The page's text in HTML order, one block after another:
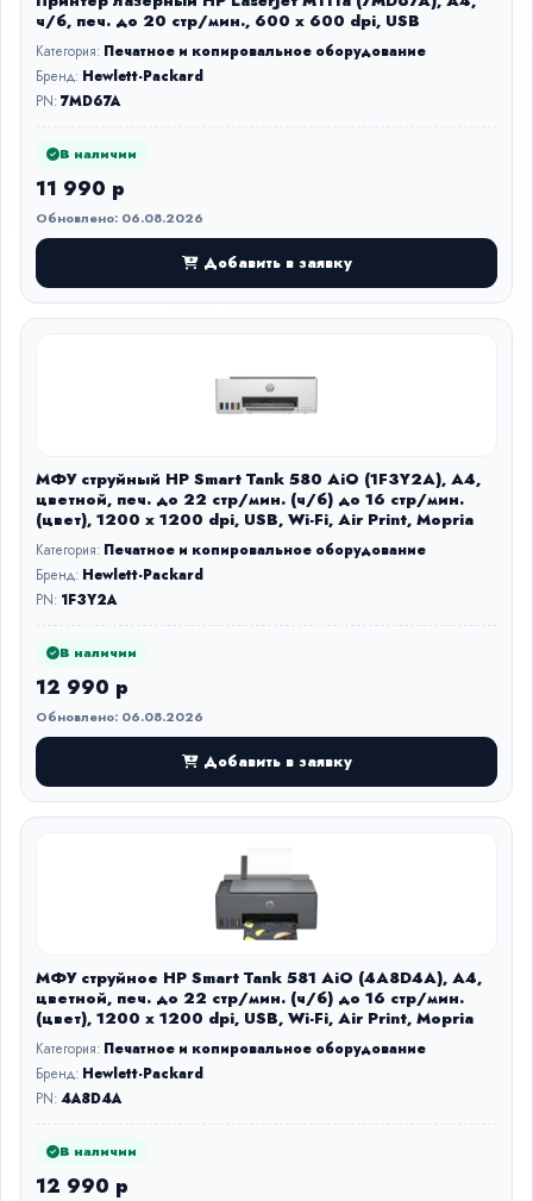
ч/б, печ. до 20 стр/мин., 600 x 600 dpi, USB
Категория: Печатное и копировальное оборудование
Бренд: Hewlett-Packard
PN:7MD67A
В наличии
11 990 р
Обновлено: 06.08.2026
Добавить в заявку
МФУ струйный HP Smart Tank 580 AiO (1F3Y2A), A4,
цветной, печ. до 22 стр/мин. (ч/б) до 16 стр/мин.
(цвет), 1200 x 1200 dpi, USB, Wi-Fi, Air Print, Mopria
Категория: Печатное и копировальное оборудование
Бренд: Hewlett-Packard
PN: 1F3Y2A
В наличии
12 990 р
Обновлено: 06.08.2026
Добавить в заявку
МФУ струйное HP Smart Tank 581 AiO (4A8D4A), A4,
цветной, печ. до 22 стр/мин. (ч/б) до 16 стр/мин.
(цвет), 1200 x 1200 dpi, USB, Wi-Fi, Air Print, Mopria
Категория: Печатное и копировальное оборудование
Бренд: Hewlett-Packard
PN:4A8D4A
В наличии
12 990 р